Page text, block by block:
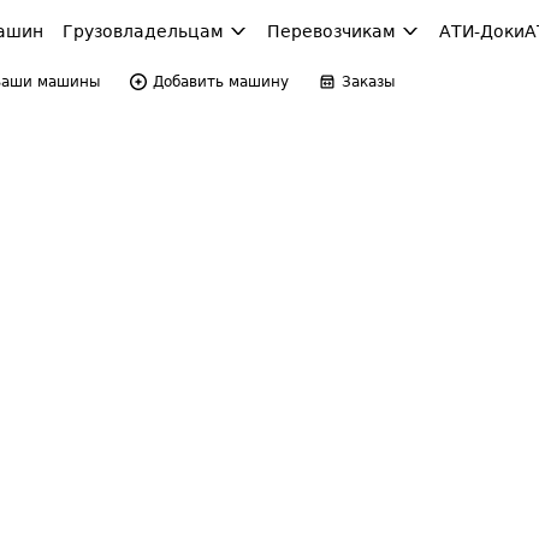
Грузовладельцам Перевозчикам АТИ-Доки
машины Добавить машину Заказы